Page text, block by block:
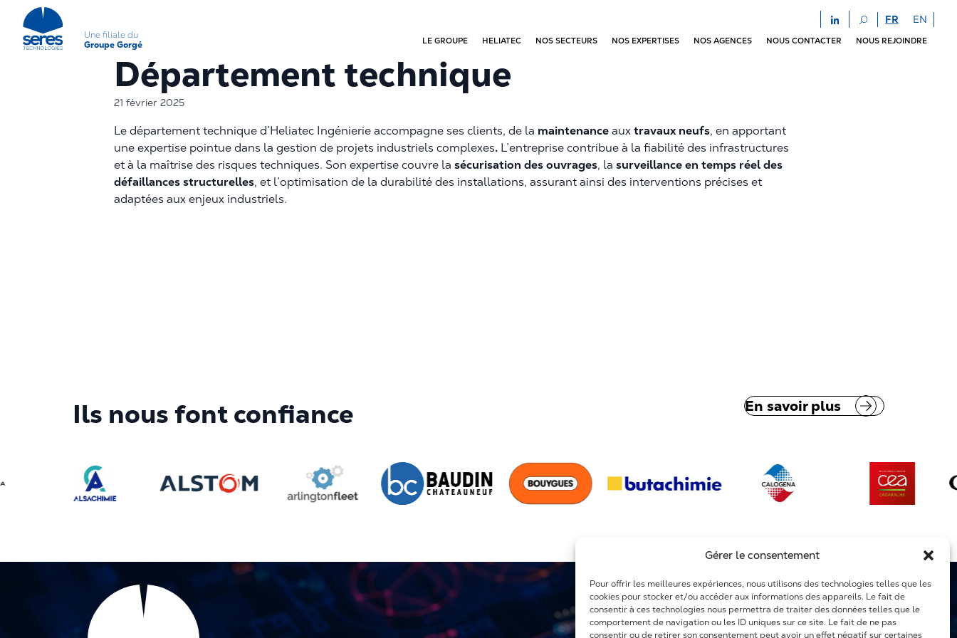
Gérer le consentement
Pour offrir les meilleures expériences, nous utilisons des technologies telles que les
cookies pour stocker et/ou accéder aux informations des appareils. Le fait de
consentir à ces technologies nous permettra de traiter des données telles que le
comportement de navigation ou les ID uniques sur ce site. Le fait de ne pas
consentir ou de retirer son consentement peut avoir un effet négatif sur certaines
Une filiale du
Groupe Gorgé
FR EN
LE GROUPE HELIATEC NOS SECTEURS NOS EXPERTISES NOS AGENCES NOUS CONTACTER NOUS REJOINDRE
Département technique
21 février 2025
Le département technique d’Heliatec Ingénierie accompagne ses clients, de la maintenanceauxtravaux neufs, en apportant
une expertise pointue dans la gestion de projets industriels complexes. L’entreprise contribue à la fiabilité des infrastructures
et à la maîtrise des risques techniques. Son expertise couvre la sécurisation des ouvrages, la surveillance en temps réel des
défaillances structurelles, et l’optimisation de la durabilité des installations, assurant ainsi des interventions précises et
adaptées aux enjeux industriels.
Ils nous font confiance En savoir plus